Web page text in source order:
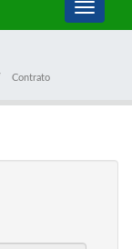
Toggle
Contrato